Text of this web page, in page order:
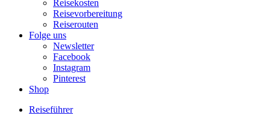
Reisekosten
Reisevorbereitung
Reiserouten
Folge uns
Newsletter
Facebook
Instagram
Pinterest
Shop
Reiseführer